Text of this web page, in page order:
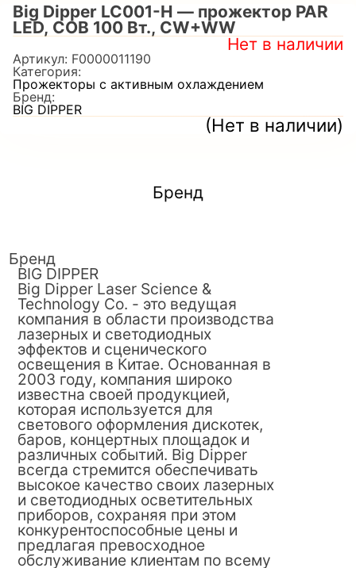
Big Dipper LC001-H — прожектор PAR
LED, COB 100 Вт., CW+WW
(Нет в наличии)
Нет в наличии
Артикул: F0000011190
Категория:
Прожекторы с активным охлаждением
Бренд:
BIG DIPPER
Бренд
Бренд
BIG DIPPER
Big Dipper Laser Science &
Technology Co. - это ведущая
компания в области производства
лазерных и светодиодных
эффектов и сценического
освещения в Китае. Основанная в
2003 году, компания широко
известна своей продукцией,
которая используется для
светового оформления дискотек,
баров, концертных площадок и
различных событий. Big Dipper
всегда стремится обеспечивать
высокое качество своих лазерных
и светодиодных осветительных
приборов, сохраняя при этом
конкурентоспособные цены и
предлагая превосходное
обслуживание клиентам по всему